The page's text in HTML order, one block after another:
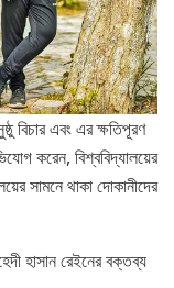
বিচার এবং এর ক্ষতিপূরণ
করেন, বিশ্ববিদ্যালয়ের
সামনে থাকা দোকানীদের
হাসান রেইনের বক্তব্য